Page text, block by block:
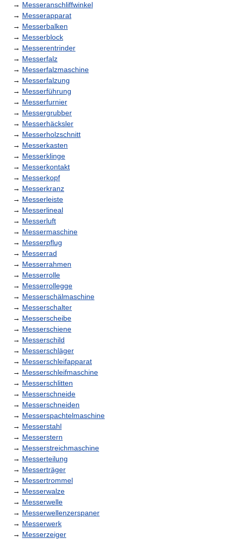
→ Messeranschliffwinkel
→ Messerapparat
→ Messerbalken
→ Messerblock
→ Messerentrinder
→ Messerfalz
→ Messerfalzmaschine
→ Messerfalzung
→ Messerführung
→ Messerfurnier
→ Messergrubber
→ Messerhäcksler
→ Messerholzschnitt
→ Messerkasten
→ Messerklinge
→ Messerkontakt
→ Messerkopf
→ Messerkranz
→ Messerleiste
→ Messerlineal
→ Messerluft
→ Messermaschine
→ Messerpflug
→ Messerrad
→ Messerrahmen
→ Messerrolle
→ Messerrollegge
→ Messerschälmaschine
→ Messerschalter
→ Messerscheibe
→ Messerschiene
→ Messerschild
→ Messerschläger
→ Messerschleifapparat
→ Messerschleifmaschine
→ Messerschlitten
→ Messerschneide
→ Messerschneiden
→ Messerspachtelmaschine
→ Messerstahl
→ Messerstern
→ Messerstreichmaschine
→ Messerteilung
→ Messerträger
→ Messertrommel
→ Messerwalze
→ Messerwelle
→ Messerwellenzerspaner
→ Messerwerk
→ Messerzeiger